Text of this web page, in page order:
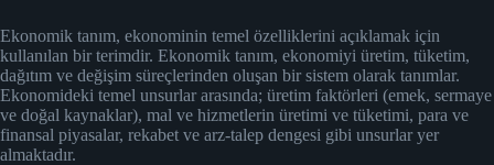
Ekonomik tanım, ekonominin temel özelliklerini açıklamak için
kullanılan bir terimdir. Ekonomik tanım, ekonomiyi üretim, tüketim,
dağıtım ve değişim süreçlerinden oluşan bir sistem olarak tanımlar.
Ekonomideki temel unsurlar arasında; üretim faktörleri (emek, sermaye
ve doğal kaynaklar), mal ve hizmetlerin üretimi ve tüketimi, para ve
finansal piyasalar, rekabet ve arz-talep dengesi gibi unsurlar yer
almaktadır.